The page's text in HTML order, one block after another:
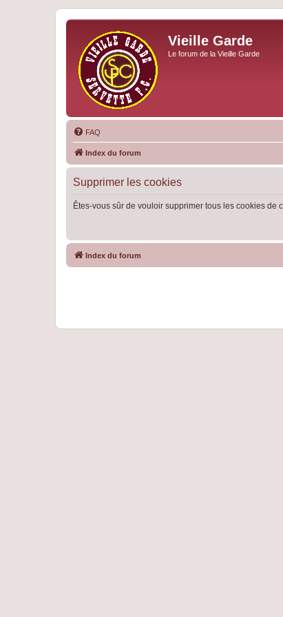
Vieille Garde
Le forum de la Vieille Garde
FAQ
Index du forum
Supprimer les cookies
Êtes-vous sûr de vouloir supprimer tous les cookies de
Index du forum